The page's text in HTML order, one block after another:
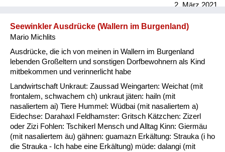
2. März 2021
Seewinkler Ausdrücke (Wallern im Burgenland)
Mario Michlits
Ausdrücke, die ich von meinen in Wallern im Burgenland
lebenden Großeltern und sonstigen Dorfbewohnern als Kind
mitbekommen und verinnerlicht habe
Landwirtschaft Unkraut: Zaussad Weingarten: Weichat (mit
frontalem, schwachem ch) unkraut jäten: hailn (mit
nasaliertem ai) Tiere Hummel: Wüdbai (mit nasaliertem a)
Eidechse: Darahaxl Feldhamster: Gritsch Kätzchen: Zizerl
oder Zizi Fohlen: Tschikerl Mensch und Alltag Kinn: Giermäu
(mit nasaliertem äu) gähnen: guamazn Erkältung: Strauka (i ho
die Strauka - Ich habe eine Erkältung) müde: dalangi (mit